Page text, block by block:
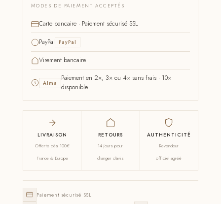
MODES DE PAIEMENT ACCEPTÉS
Carte bancaire · Paiement sécurisé SSL
PayPal PayPal
Virement bancaire
Alma
Paiement en 2×, 3× ou 4× sans frais · 10×
disponible
LIVRAISON
Offerte dès 100€
France & Europe
RETOURS
14 jours pour
changer d'avis
AUTHENTICITÉ
Revendeur
officiel agréé
Paiement sécurisé SSL